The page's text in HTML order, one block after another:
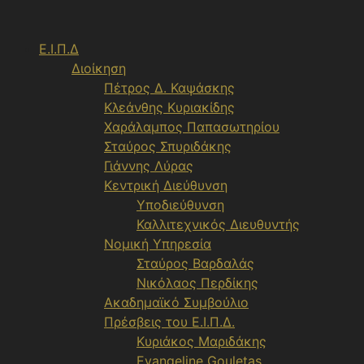
περιεχόμενο
Ε.Ι.Π.Δ
Διοίκηση
Πέτρος Δ. Καψάσκης
Κλεάνθης Κυριακίδης
Χαράλαμπος Παπασωτηρίου
Σταύρος Σπυριδάκης
Γιάννης Λύρας
Κεντρική Διεύθυνση
Υποδιεύθυνση
Καλλιτεχνικός Διευθυντής
Νομική Υπηρεσία
Σταύρος Βαρδαλάς
Νικόλαος Περδίκης
Ακαδημαϊκό Συμβούλιο
Πρέσβεις του Ε.Ι.Π.Δ.
Κυριάκος Μαριδάκης
Evangeline Gouletas